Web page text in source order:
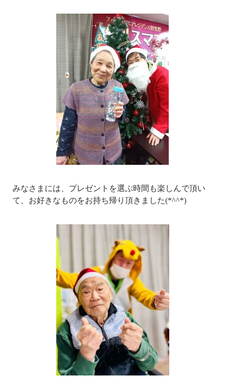
みなさまには、プレゼントを選ぶ時間も楽しんで頂い
て、お好きなものをお持ち帰り頂きました(*^^*)